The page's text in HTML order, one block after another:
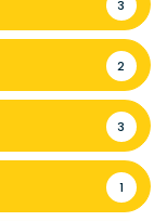
3
2
3
1